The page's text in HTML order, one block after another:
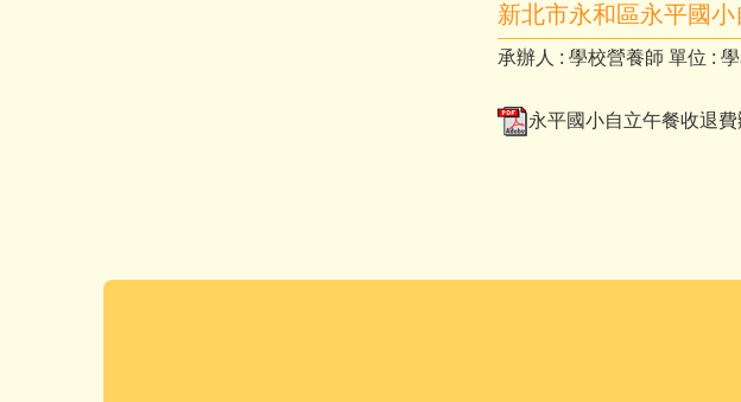
新北市永和區永平國
承辦人 :學校營養師單位 :
永平國小自立午餐收退